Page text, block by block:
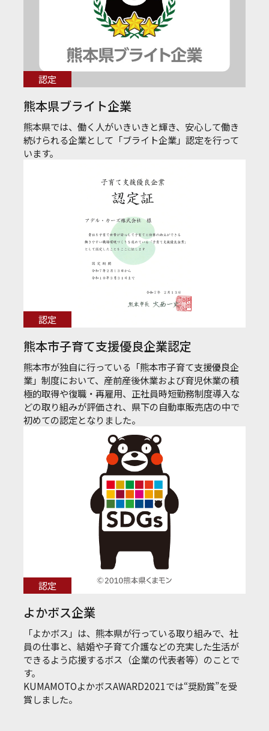
認定
熊本県ブライト企業
熊本県では、働く人がいきいきと輝き、安心して働き
続けられる企業として「ブライト企業」認定を行って
います。
認定
熊本市子育て支援優良企業認定
熊本市が独自に行っている「熊本市子育て支援優良企
業」制度において、産前産後休業および育児休業の積
極的取得や復職・再雇用、正社員時短勤務制度導入な
どの取り組みが評価され、県下の自動車販売店の中で
初めての認定となりました。
認定
よかボス企業
「よかボス」は、熊本県が行っている取り組みで、社
員の仕事と、結婚や子育て介護などの充実した生活が
できるよう応援するボス（企業の代表者等）のことで
す。
KUMAMOTOよかボスAWARD2021では“奨励賞”を受
賞しました。